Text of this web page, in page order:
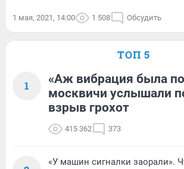
1 мая, 2021, 14:00 1 508 Обсудить
ТОП 5
1
«Аж вибрация была
москвичи услышали
взрыв грохот
415 362 373
«У машин сигналки заорали».